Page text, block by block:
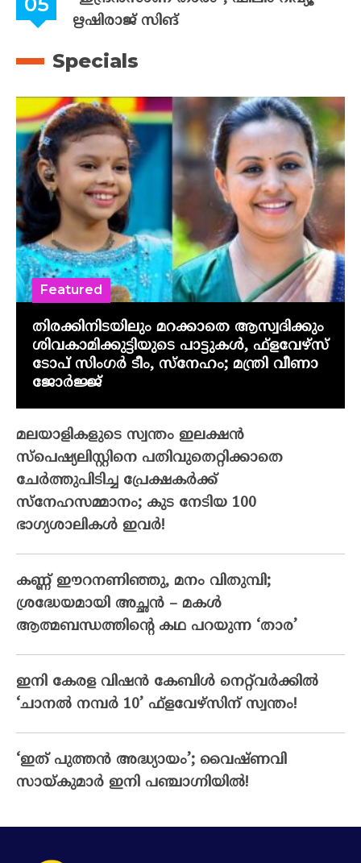
ഋഷിരാജ് സിങ്
Specials
തിരക്കിനിടയിലും മറക്കാതെ ആസ്വദിക്കും
ശിവകാമിക്കുട്ടിയുടെ പാട്ടുകൾ, ഫ്‌ളവേഴ്‌സ്
ടോപ് സിംഗർ ടീം, സ്നേഹം; മന്ത്രി വീണാ
ജോർജ്ജ്
Featured
മലയാളികളുടെ സ്വന്തം ഇലക്ഷന്‍
സ്‌പെഷ്യലിസ്റ്റിനെ പതിവുതെറ്റിക്കാതെ
ചേര്‍ത്തുപിടിച്ച പ്രേക്ഷകര്‍ക്ക്
സ്‌നേഹസമ്മാനം; കുട നേടിയ 100
ഭാഗ്യശാലികള്‍ ഇവര്‍!
കണ്ണ് ഈറനണിഞ്ഞു, മനം വിതുമ്പി;
ശ്രദ്ധേയമായി അച്ഛൻ – മകൾ
ആത്മബന്ധത്തിന്റെ കഥ പറയുന്ന ‘താര’
ഇനി കേരള വിഷൻ കേബിൾ നെറ്റ്‌വർക്കിൽ
‘ചാനൽ നമ്പർ 10’ ഫ്‌ളവേഴ്‌സിന് സ്വന്തം!
‘ഇത് പുത്തൻ അദ്ധ്യായം’; വൈഷ്‌ണവി
സായ്‌കുമാർ ഇനി പഞ്ചാഗ്നിയിൽ!